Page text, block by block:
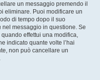
un messaggio premendo il
eliminare. Puoi modificare un
di tempo dopo il suo
nel messaggio in questione. Se
effettui una modifica,
indicato quante volte l’hai
non può cancellare un